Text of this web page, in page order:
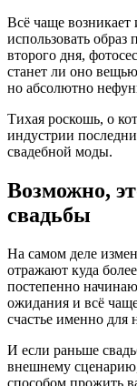
Всё чаще
использовать образ
второго дня,
станет ли оно
но абсолютно
Тихая роскошь, о
индустрии
свадебной моды.
Возможно,
свадьбы
На самом деле
отражают куда
постепенно
ожидания и всё
счастье именно для
И если раньше
внешнему сценарию,
способом прожить